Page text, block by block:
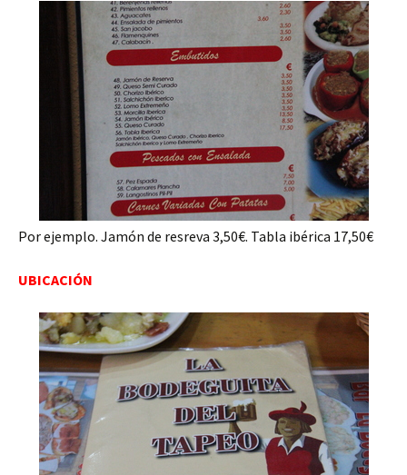
Por ejemplo. Jamón de resreva 3,50€. Tabla ibérica 17,50€
UBICACIÓN